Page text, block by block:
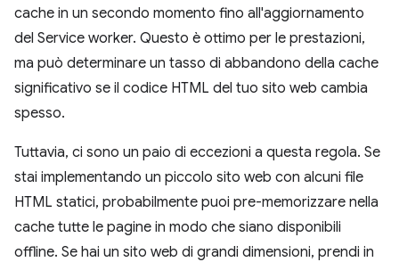
cache in un secondo momento fino all'aggiornamento
del Service worker. Questo è ottimo per le prestazioni,
ma può determinare un tasso di abbandono della cache
significativo se il codice HTML del tuo sito web cambia
spesso.
Tuttavia, ci sono un paio di eccezioni a questa regola. Se
stai implementando un piccolo sito web con alcuni file
HTML statici, probabilmente puoi pre-memorizzare nella
cache tutte le pagine in modo che siano disponibili
offline. Se hai un sito web di grandi dimensioni, prendi in